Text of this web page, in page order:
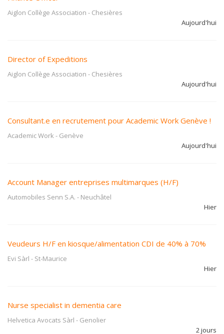
Aiglon Collège Association - Chesières
Aujourd'hui
Director of Expeditions
Aiglon Collège Association - Chesières
Aujourd'hui
Consultant.e en recrutement pour Academic Work Genève !
Academic Work - Genève
Aujourd'hui
Account Manager entreprises multimarques (H/F)
Automobiles Senn S.A. - Neuchâtel
Hier
Veudeurs H/F en kiosque/alimentation CDI de 40% à 70%
Evi Sàrl - St-Maurice
Hier
Nurse specialist in dementia care
Helvetica Avocats Sàrl - Genolier
2 jours